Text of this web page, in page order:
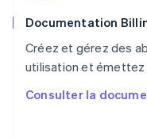
Documentation
Créez et gérez des
utilisation et
Consulter la
Royaume-Uni
Singapour
English 简体中文
English